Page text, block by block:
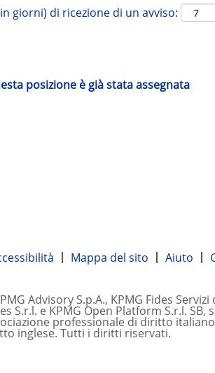
giorni) di ricezione di un avviso:
posizione è già stata assegnata
Mappa del sito Aiuto
Advisory S.p.A., KPMG Fides
S.r.l. e KPMG Open Platform S.r.l.
professionale di diritto
inglese. Tutti i diritti riservati.